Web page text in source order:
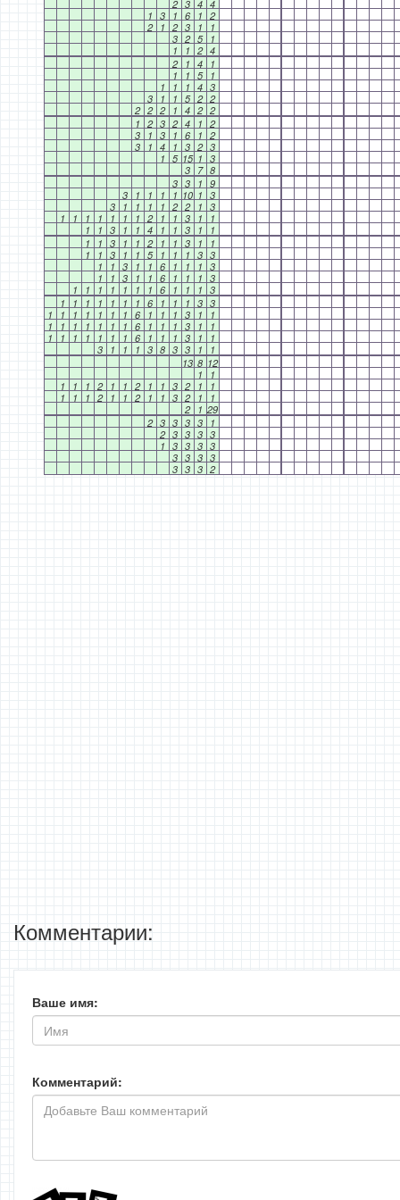
2 3 4 4
1 3 1 6 1 2
2
1 2 3 1
1
3 2 5
1
1
1 2 4
2
1 4
1
1
1 5
1
1
1 1 4 3
3
1 1 5 2 2
2 2 2 1 4 2 2
1 2 3 2 4 1 2
3
1 3 1 6 1 2
3
1 4 1 3 2 3
1 5 15 1 3
3 7 8
3 3 1 9
3
1 1 1 1 10 1 3
3
1 1 1 1 2 2 1 3
1
1 1 1 1 1 1 2 1 1 3 1
1
1
1 3 1 1 4 1 1 3 1
1
1
1 3 1 1 2 1 1 3 1
1
1
1 3 1 1 5 1 1 1 3 3
1
1 3 1 1 6 1 1 1 3
1
1 3 1 1 6 1 1 1 3
1
1 1 1 1 1 1 6 1 1 1 3
1
1 1 1 1 1 1 6 1 1 1 3 3
1
1 1 1 1 1 1 6 1 1 1 3 1
1
1
1 1 1 1 1 1 6 1 1 1 3 1
1
1
1 1 1 1 1 1 6 1 1 1 3 1
1
3
1 1 1 3 8 3 3 1
1
13 8 12
1
1
1
1 1 2 1 1 2 1 1 3 2 1
1
1
1 1 2 1 1 2 1 1 3 2 1
1
2
1 29
2 3 3 3 3
1
2 3 3 3 3
1 3 3 3 3
3 3 3 3
3 3 3 2
Комментарии:
Ваше имя:
Комментарий: